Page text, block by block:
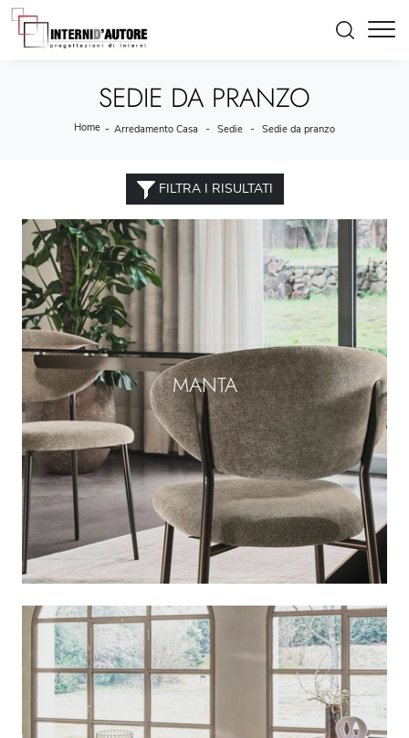
SEDIE DA PRANZO
Home - Arredamento Casa - Sedie - Sedie da pranzo
FILTRA I RISULTATI
MANTA